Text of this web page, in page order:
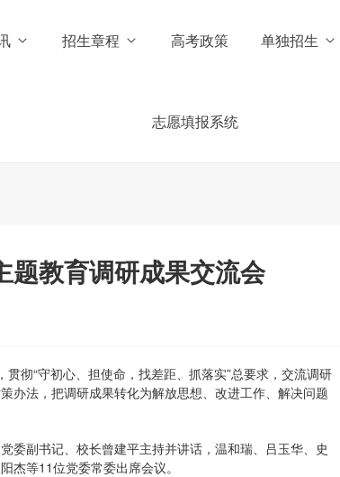
招生章程 高考政策 单独招生
志愿填报系统
题教育调研成果交流会
彻“守初心、担使命，找差距、抓落实”总要求，交流调研
办法，把调研成果转化为解放思想、改进工作、解决问题
委副书记、校长曾建平主持并讲话，温和瑞、吕玉华、史
杰等11位党委常委出席会议。